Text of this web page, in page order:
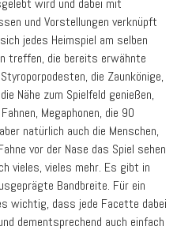
und Vorstellungen verknüpft
jedes Heimspiel am selben
treffen, die bereits erwähnte
die Zaunkönige,
Nähe zum Spielfeld genießen,
Megaphonen, die 90
natürlich auch die Menschen,
vor der Nase das Spiel sehen
vieles, vieles mehr. Es gibt in
Bandbreite. Für ein
wichtig, dass jede Facette dabei
dementsprechend auch einfach